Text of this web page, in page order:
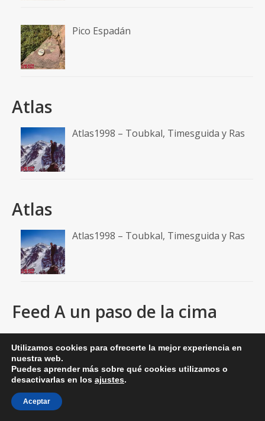
Pico Espadán
Atlas
Atlas1998 – Toubkal, Timesguida y Ras
Atlas
Atlas1998 – Toubkal, Timesguida y Ras
Feed A un paso de la cima
RSS: Entradas
RSS: Comentarios
Utilizamos cookies para ofrecerte la mejor experiencia en
nuestra web.
Puedes aprender más sobre qué cookies utilizamos o
desactivarlas en los ajustes.
Aceptar